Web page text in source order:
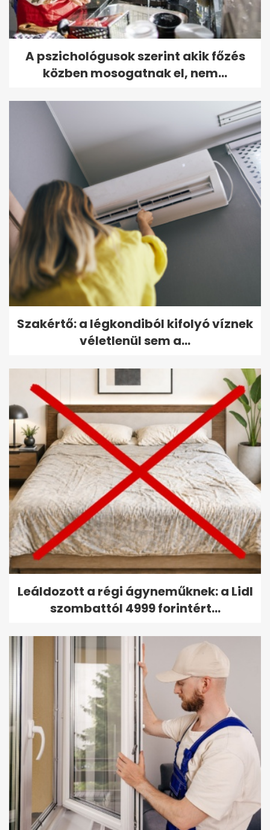
A pszichológusok szerint akik főzés
közben mosogatnak el, nem...
Szakértő: a légkondiból kifolyó víznek
véletlenül sem a...
Leáldozott a régi ágyneműknek: a Lidl
szombattól 4999 forintért...